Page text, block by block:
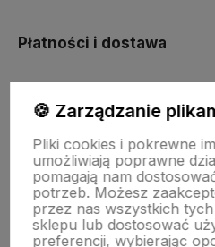
Płatności i dostawa
Informacje
O nas
🍪 Zarządzanie
Pliki cookies i pokrewne
umożliwiają poprawne
pomagają nam
potrzeb. Możesz
przez nas wszystkich
sklepu lub dostosować
preferencji, wybierając